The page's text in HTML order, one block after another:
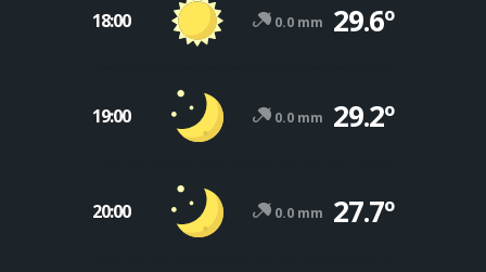
18:00 0.0 mm 29.6º
19:00 0.0 mm 29.2º
20:00 0.0 mm 27.7º